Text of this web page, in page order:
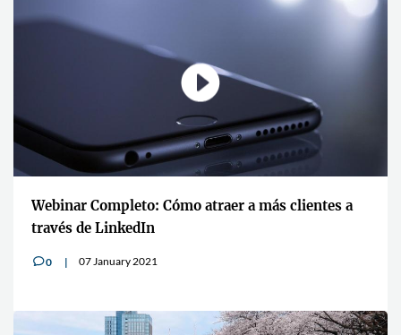
Webinar Completo: Cómo atraer a más clientes a
través de LinkedIn
v0 07 January 2021